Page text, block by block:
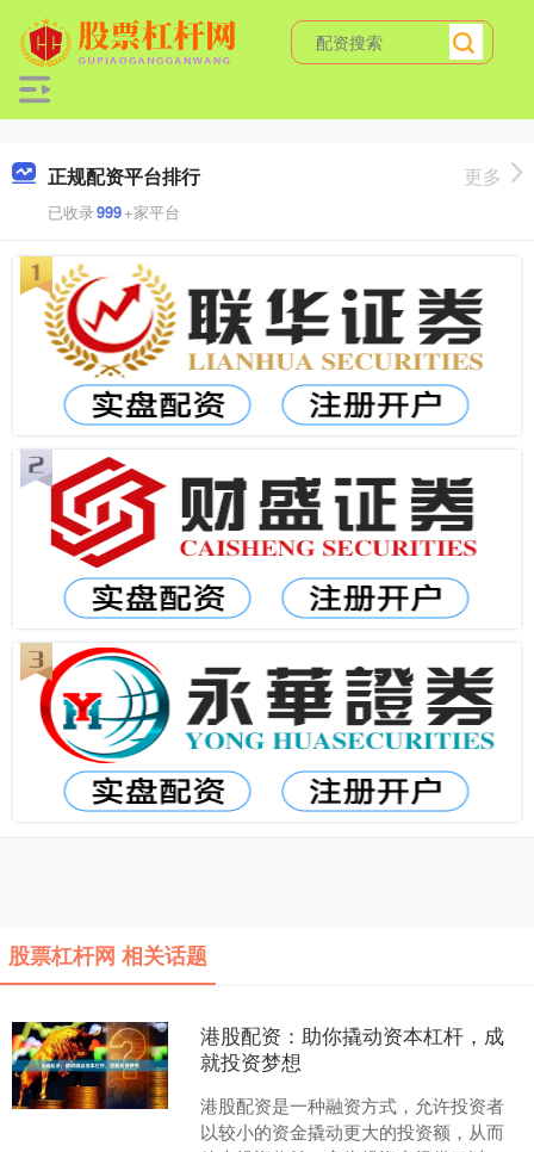
正规配资平台排行
已收录999+家平台
更多
股票杠杆网 相关话题
港股配资：助你撬动资本杠杆，成
就投资梦想
港股配资是一种融资方式，允许投资者
以较小的资金撬动更大的投资额，从而